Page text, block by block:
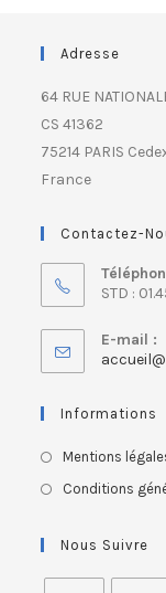
Adresse
64 RUE
CS 41362
75214 PARIS
France
Contactez-
STD :
E-mail :
Informations
Mentions
Conditions
Nous Suivre